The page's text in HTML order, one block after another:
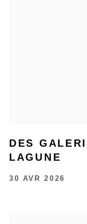
DES
LAGUNE
30 AVR 2026